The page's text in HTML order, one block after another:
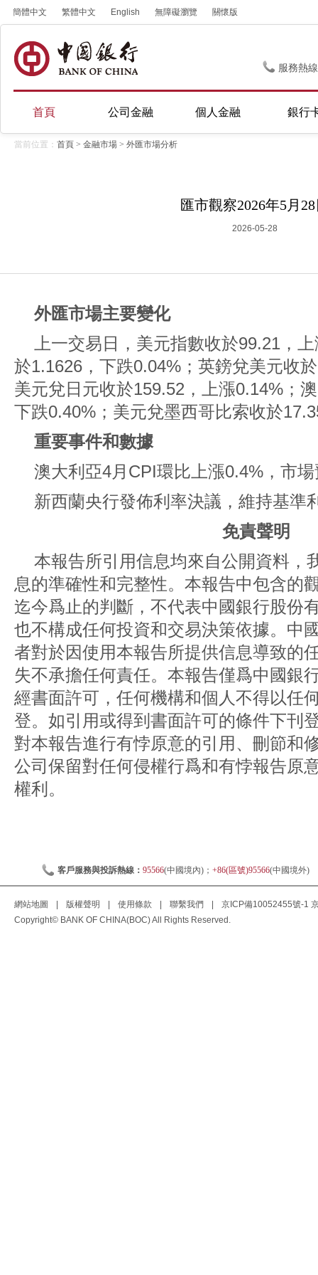
簡體中文 繁體中文 English 無障礙瀏覽 關懷版
服務熱
首頁 公司金融 個人金融 銀行
當前位置： 首頁 > 金融市場 > 外匯市場分析
匯市觀察2026年5月
2026-05-28
外匯市場主要變化
上一交易日，美元指數收於99.21，
於1.1626，下跌0.04%；英鎊兌美元收
美元兌日元收於159.52，上漲0.14%；
下跌0.40%；美元兌墨西哥比索收於
重要事件和數據
澳大利亞4月CPI環比上漲0.4%，市
新西蘭央行發佈利率決議，維持基準
免責聲明
本報告所引用信息均來自公開資料，
息的準確性和完整性。本報告中包含的
迄今爲止的判斷，不代表中國銀行股份
也不構成任何投資和交易決策依據。中
者對於因使用本報告所提供信息導致的
失不承擔任何責任。本報告僅爲中國銀
經書面許可，任何機構和個人不得以任
登。如引用或得到書面許可的條件下刊
對本報告進行有悖原意的引用、刪節和
公司保留對任何侵權行爲和有悖報告原
權利。
客戶服務與投訴熱線： 95566(中國境內)； +86(區號)95566(中國境外)
網站地圖 版權聲明 使用條款 聯繫我們 京ICP備10052455號-1
Copyright© BANK OF CHINA(BOC) All Rights Reserved.